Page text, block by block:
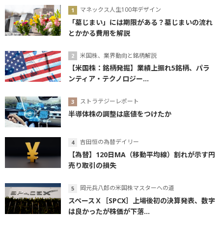
マネックス人生100年デザイン
「墓じまい」には期限がある？墓じまいの流れ
とかかる費用を解説
米国株、業界動向と銘柄解説
【米国株：銘柄発掘】業績上振れ5銘柄、パラ
ンティア・テクノロジー...
ストラテジーレポート
半導体株の調整は底値をつけたか
吉田恒の為替デイリー
【為替】120日MA（移動平均線）割れが示す円
売り取引の損失
岡元兵八郎の米国株マスターへの道
スペースＸ［SPCX］上場後初の決算発表、数字
は良かったが株価が下落...